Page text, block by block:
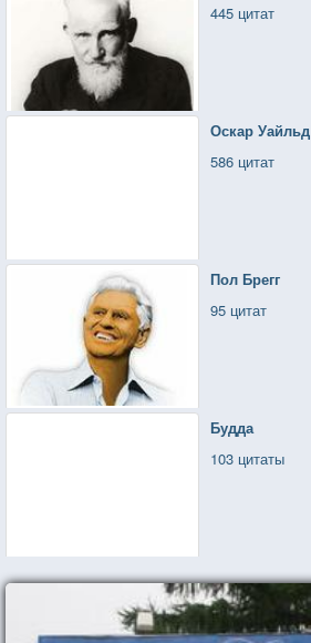
445 цитат
Оскар Уайльд
586 цитат
Пол Брегг
95 цитат
Будда
103 цитаты